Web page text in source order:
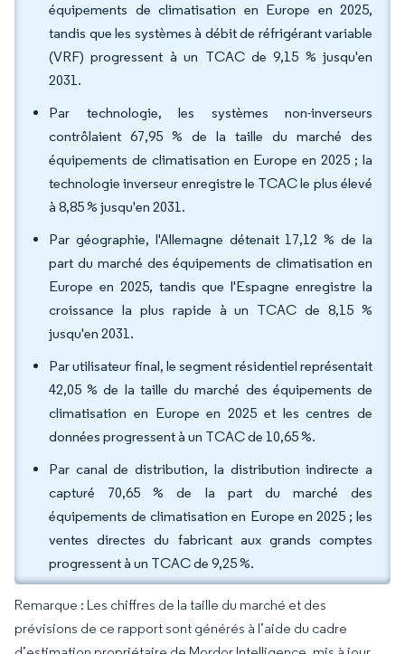
équipements de climatisation en Europe en 2025,
tandis que les systèmes à débit de réfrigérant variable
(VRF) progressent à un TCAC de 9,15 % jusqu'en
2031.
Par technologie, les systèmes non-inverseurs
contrôlaient 67,95 % de la taille du marché des
équipements de climatisation en Europe en 2025 ; la
technologie inverseur enregistre le TCAC le plus élevé
à 8,85 % jusqu'en 2031.
Par géographie, l'Allemagne détenait 17,12 % de la
part du marché des équipements de climatisation en
Europe en 2025, tandis que l'Espagne enregistre la
croissance la plus rapide à un TCAC de 8,15 %
jusqu'en 2031.
Par utilisateur final, le segment résidentiel représentait
42,05 % de la taille du marché des équipements de
climatisation en Europe en 2025 et les centres de
données progressent à un TCAC de 10,65 %.
Par canal de distribution, la distribution indirecte a
capturé 70,65 % de la part du marché des
équipements de climatisation en Europe en 2025 ; les
ventes directes du fabricant aux grands comptes
progressent à un TCAC de 9,25 %.
Remarque : Les chiffres de la taille du marché et des
prévisions de ce rapport sont générés à l’aide du cadre